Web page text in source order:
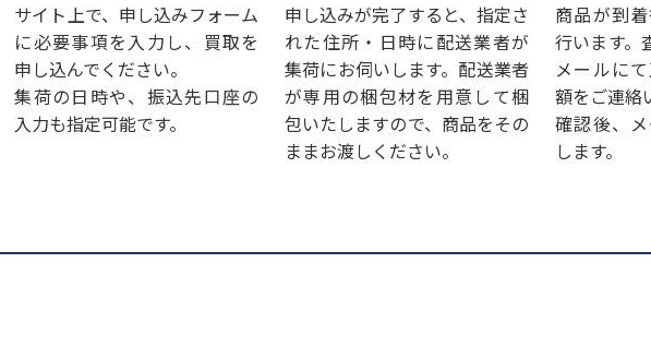
サイト上で、申し込みフォーム
に必要事項を入力し、買取を
申し込んでください。
集荷の日時や、振込先口座の
入力も指定可能です。
申し込みが完了すると、指定さ
れた住所・日時に配送業者が
集荷にお伺いします。配送業者
が専用の梱包材を用意して梱
包いたしますので、商品をその
ままお渡しください。
商品が到
行います。
メールに
額をご連絡
確認後、
します。